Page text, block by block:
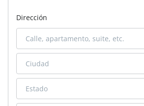
Dirección